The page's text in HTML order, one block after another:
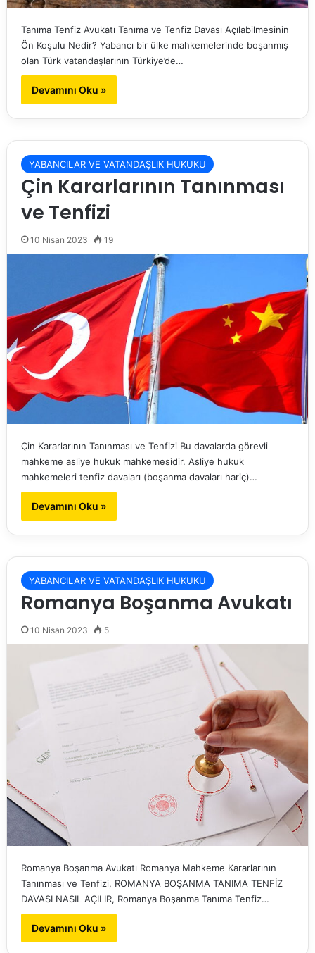
Tanıma Tenfiz Avukatı Tanıma ve Tenfiz Davası Açılabilmesinin
Ön Koşulu Nedir? Yabancı bir ülke mahkemelerinde boşanmış
olan Türk vatandaşlarının Türkiye’de…
Devamını Oku »
YABANCILAR VE VATANDAŞLIK HUKUKU
Çin Kararlarının Tanınması
ve Tenfizi
10 Nisan 2023 19
Çin Kararlarının Tanınması ve Tenfizi Bu davalarda görevli
mahkeme asliye hukuk mahkemesidir. Asliye hukuk
mahkemeleri tenfiz davaları (boşanma davaları hariç)…
Devamını Oku »
YABANCILAR VE VATANDAŞLIK HUKUKU
Romanya Boşanma Avukatı
10 Nisan 2023 5
Romanya Boşanma Avukatı Romanya Mahkeme Kararlarının
Tanınması ve Tenfizi, ROMANYA BOŞANMA TANIMA TENFİZ
DAVASI NASIL AÇILIR, Romanya Boşanma Tanıma Tenfiz…
Devamını Oku »